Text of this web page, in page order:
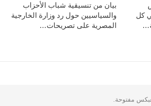
بيان من تنسيقية شباب الأحزاب
والسياسيين حول رد وزارة الخارجية
المصرية على تصريحات…
كل
مفتوحة.